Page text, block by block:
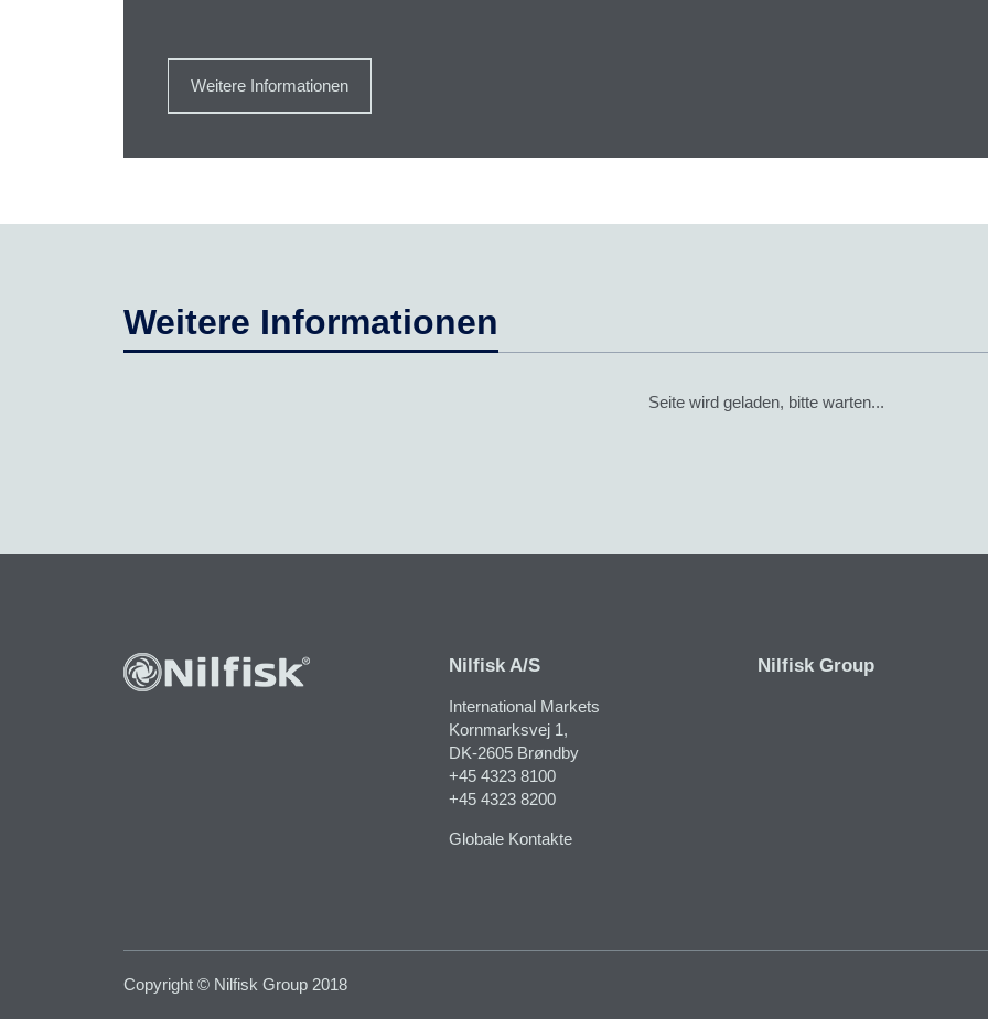
Weitere Informationen
Weitere Informationen
Seite wird geladen, bitte warten...
Nilfisk A/S
International Markets
Kornmarksvej 1​,
DK-2605 Brøndby
+45 4323 8100
+45 4323 8200
Globale Kontakte
Nilfisk Group
Copyright © Nilfisk Group 2018